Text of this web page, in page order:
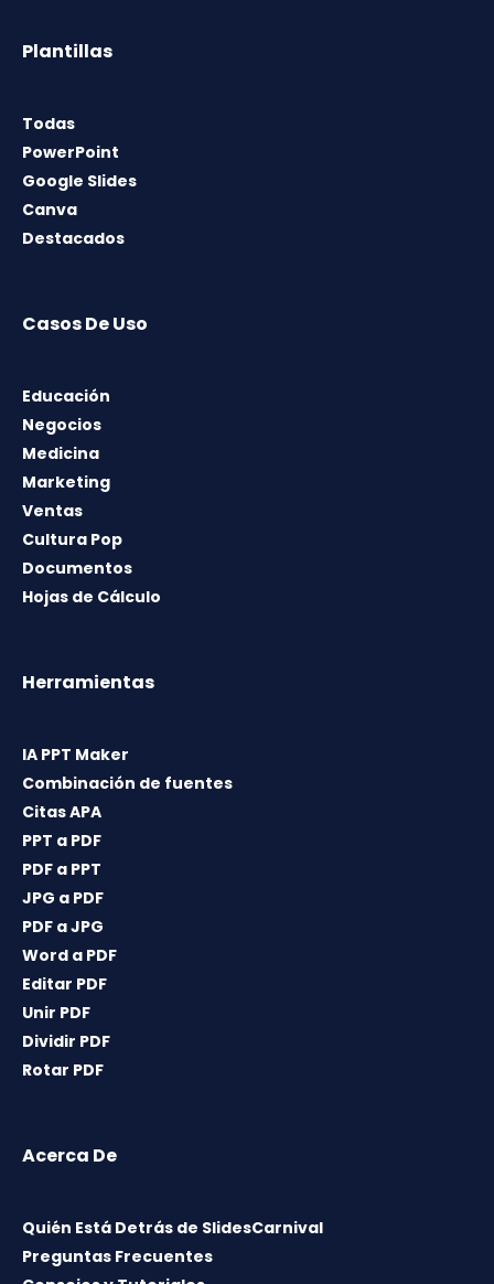
Plantillas
Todas
PowerPoint
Google Slides
Canva
Destacados
Casos De Uso
Educación
Negocios
Medicina
Marketing
Ventas
Cultura Pop
Documentos
Hojas de Cálculo
Herramientas
IA PPT Maker
Combinación de fuentes
Citas APA
PPT a PDF
PDF a PPT
JPG a PDF
PDF a JPG
Word a PDF
Editar PDF
Unir PDF
Dividir PDF
Rotar PDF
Acerca De
Quién Está Detrás de SlidesCarnival
Preguntas Frecuentes